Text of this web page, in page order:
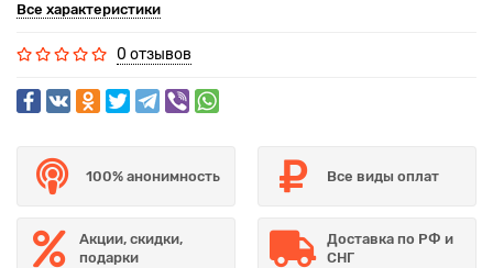
Все характеристики
0 отзывов
100% анонимность Все виды оплат
Акции, скидки,
подарки
Доставка по РФ и
СНГ